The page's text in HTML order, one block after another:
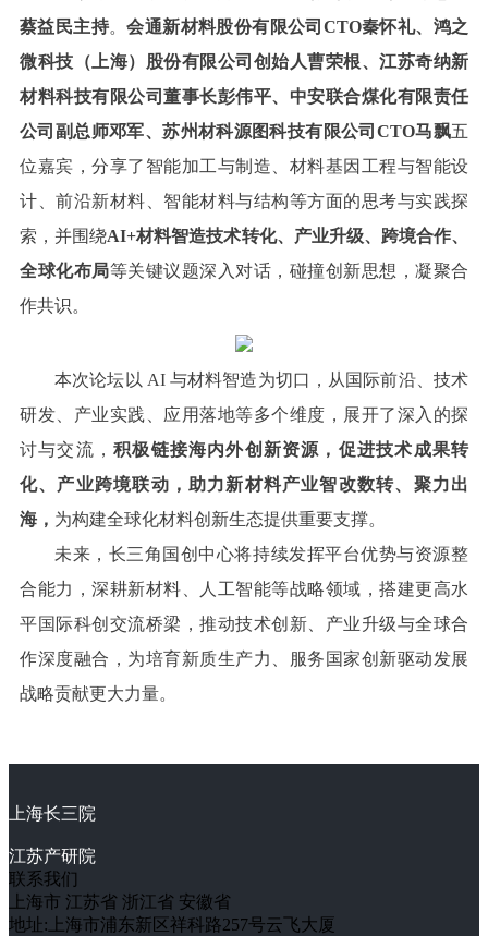
蔡益民主持。会通新材料股份有限公司CTO秦怀礼、鸿之
微科技（上海）股份有限公司创始人曹荣根、江苏奇纳新
材料科技有限公司董事长彭伟平、中安联合煤化有限责任
公司副总师邓军、苏州材科源图科技有限公司CTO马飘五
位嘉宾，分享了智能加工与制造、材料基因工程与智能设
计、前沿新材料、智能材料与结构等方面的思考与实践探
索，并围绕AI+材料智造技术转化、产业升级、跨境合作、
全球化布局等关键议题深入对话，碰撞创新思想，凝聚合
作共识。
本次论坛以 AI 与材料智造为切口，从国际前沿、技术
研发、产业实践、应用落地等多个维度，展开了深入的探
讨与交流，积极链接海内外创新资源，促进技术成果转
化、产业跨境联动，助力新材料产业智改数转、聚力出
海， 为构建全球化材料创新生态提供重要支撑。
未来，长三角国创中心将持续发挥平台优势与资源整
合能力，深耕新材料、人工智能等战略领域，搭建更高水
平国际科创交流桥梁，推动技术创新、产业升级与全球合
作深度融合，为培育新质生产力、服务国家创新驱动发展
战略贡献更大力量。
上海长三院
江苏产研院
联系我们
上海市 江苏省 浙江省 安徽省
地址:上海市浦东新区祥科路257号云飞大厦